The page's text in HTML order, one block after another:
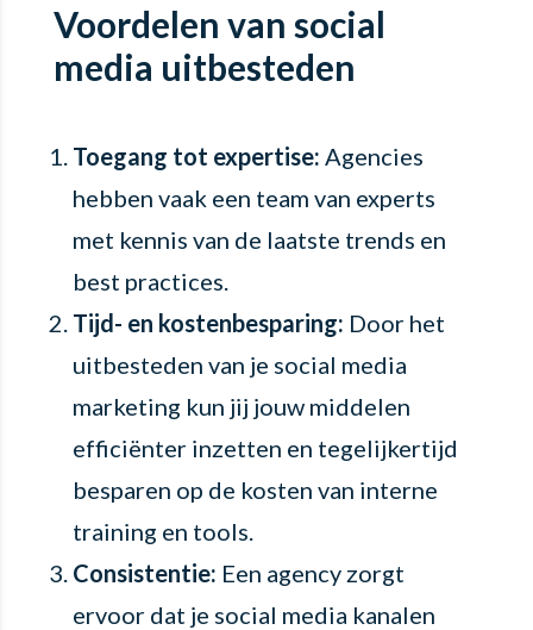
Voordelen van social
media uitbesteden
Toegang tot expertise: Agencies
hebben vaak een team van experts
met kennis van de laatste trends en
best practices.
Tijd- en kostenbesparing: Door het
uitbesteden van je social media
marketing kun jij jouw middelen
efficiënter inzetten en tegelijkertijd
besparen op de kosten van interne
training en tools.
Consistentie: Een agency zorgt
ervoor dat je social media kanalen